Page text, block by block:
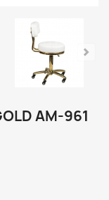
AM-961